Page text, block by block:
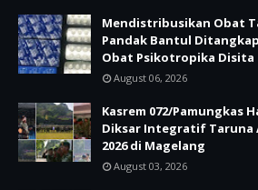
Mendistribusikan Obat
Pandak Bantul
Obat Psikotropika Disita
August 06, 2026
Kasrem 072/Pamungkas
Diksar Integratif Taruna
2026 di Magelang
August 03, 2026